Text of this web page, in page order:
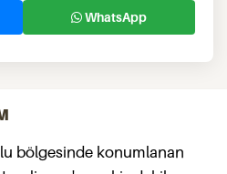
WhatsApp
bölgesinde konumlanan